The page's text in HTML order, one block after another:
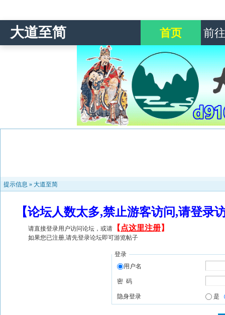
大道至简 首页 前
提示信息 » 大道至简
【论坛人数太多,禁止游客访问,请登
请直接登录用户访问论坛，或请 【 点这里注册】
如果您已注册,请先登录论坛即可游览帖子
登录
用户名
密 码
隐身登录 是